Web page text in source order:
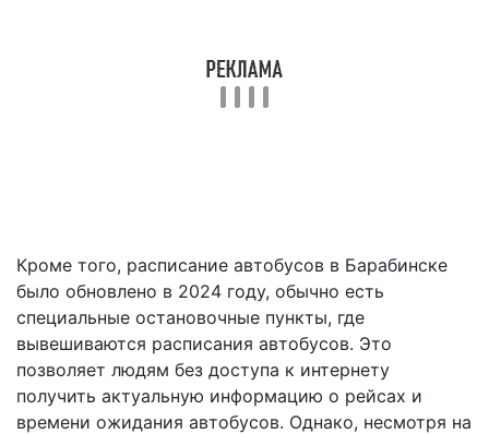
Кроме того, расписание автобусов в Барабинске
было обновлено в 2024 году, обычно есть
специальные остановочные пункты, где
вывешиваются расписания автобусов. Это
позволяет людям без доступа к интернету
получить актуальную информацию о рейсах и
времени ожидания автобусов. Однако, несмотря на